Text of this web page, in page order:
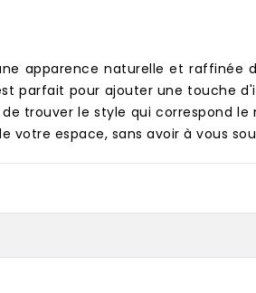
apparence naturelle et raffinée
parfait pour ajouter une touche
trouver le style qui correspond le
espace, sans avoir à vous